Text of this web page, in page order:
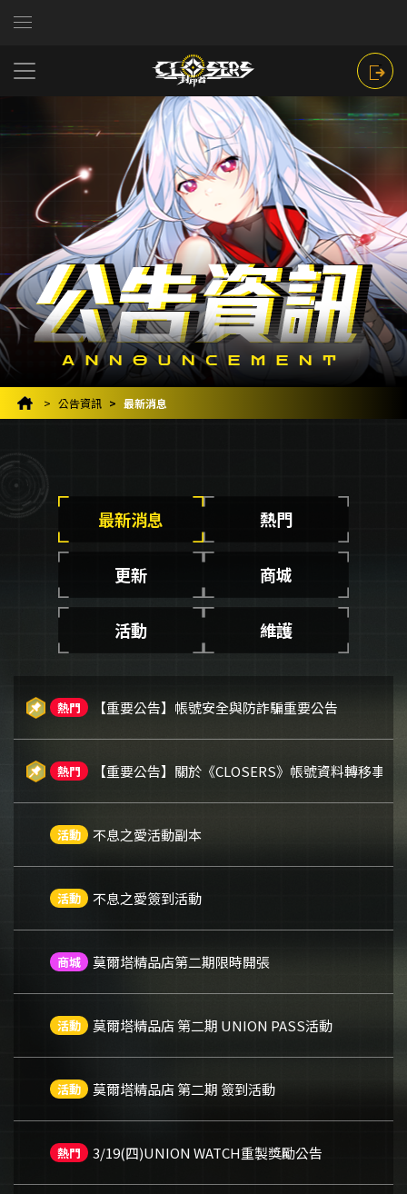
公告資訊 最新消息
最新消息 熱門
更新 商城
活動 維護
熱門 【重要公告】帳號安全與防詐騙重要公告
熱門 【重要公告】關於《CLOSERS》帳號資料轉移事
活動 不息之愛活動副本
活動 不息之愛簽到活動
商城 莫爾塔精品店第二期限時開張
活動 莫爾塔精品店 第二期 UNION PASS活動
活動 莫爾塔精品店 第二期 簽到活動
熱門 3/19(四)UNION WATCH重製獎勵公告